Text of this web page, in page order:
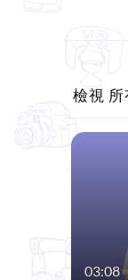
檢視
03:08